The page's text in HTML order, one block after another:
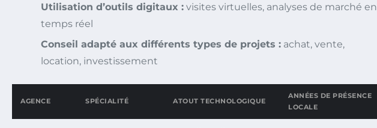
Utilisation d’outils digitaux : visites virtuelles, analyses de marché en
temps réel
Conseil adapté aux différents types de projets : achat, vente,
location, investissement
AGENCE SPÉCIALITÉ ATOUT TECHNOLOGIQUE
ANNÉES DE PRÉSENCE
LOCALE